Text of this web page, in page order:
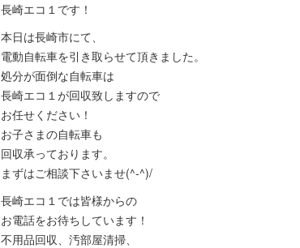
長崎エコ１です！
本日は長崎市にて、
電動自転車を引き取らせて頂きました。
処分が面倒な自転車は
長崎エコ１が回収致しますので
お任せください！
お子さまの自転車も
回収承っております。
まずはご相談下さいませ(^-^)/
長崎エコ１では皆様からの
お電話をお待ちしています！
不用品回収、汚部屋清掃、